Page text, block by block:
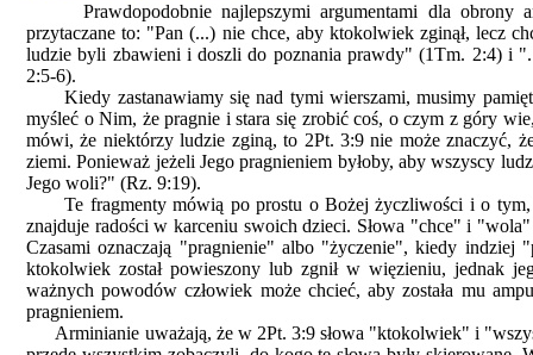
Prawdopodobnie najlepszymi argumentami dla obrony
przytaczane to: "Pan (...) nie chce, aby ktokolwiek zginął, lecz
ludzie byli zbawieni i doszli do poznania prawdy" (1Tm. 2:4) i
2:5-6).
Kiedy zastanawiamy się nad tymi wierszami, musimy
myśleć o Nim, że pragnie i stara się zrobić coś, o czym z góry
mówi, że niektórzy ludzie zginą, to 2Pt. 3:9 nie może znaczyć,
ziemi. Ponieważ jeżeli Jego pragnieniem byłoby, aby wszyscy
Jego woli?" (Rz. 9:19).
Te fragmenty mówią po prostu o Bożej życzliwości i o tym,
znajduje radości w karceniu swoich dzieci. Słowa "chce" i
Czasami oznaczają "pragnienie" albo "życzenie", kiedy
ktokolwiek został powieszony lub zgnił w więzieniu, jednak
ważnych powodów człowiek może chcieć, aby została mu
pragnieniem.
Arminianie uważają, że w 2Pt. 3:9 słowa "ktokolwiek" i